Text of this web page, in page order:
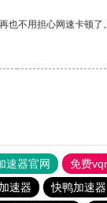
也不用担心网速卡顿了。
速器官网 免费
速器 快鸭加速器